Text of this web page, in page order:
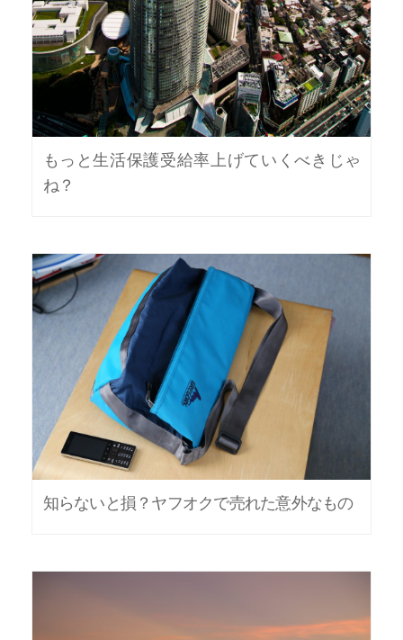
もっと生活保護受給率上げていくべきじゃ
ね？
知らないと損？ヤフオクで売れた意外なもの